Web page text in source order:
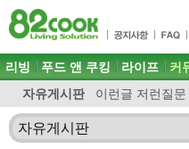
목차
주메뉴 바로가기
컨텐츠 바로가기
검색 바로가기
로그인 바로가기
주메뉴
리빙 푸드 앤 쿠킹 라이프 커
자유게시판 이런글 저런질문
자유게시판